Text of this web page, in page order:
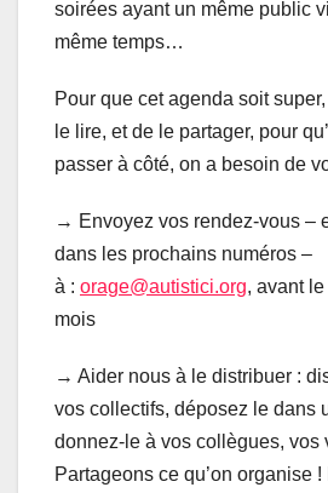
soirées ayant un même public
même temps…
Pour que cet agenda soit
le lire, et de le partager, pour
passer à côté, on a besoin de
→ Envoyez vos rendez-vous –
dans les prochains numéros –
à : orage@autistici.org, avant
mois
→ Aider nous à le distribuer :
vos collectifs, déposez le dans
donnez-le à vos collègues, vos
Partageons ce qu’on organise